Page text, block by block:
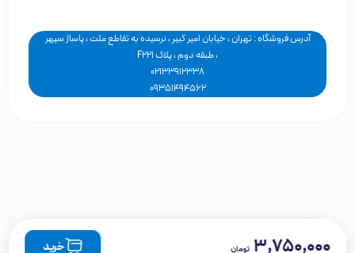
آدرس فروشگاه : تهران ، خیابان امیر کبیر ، نرسیده به تقاطع ملت ، پاساژ سپهر
، طبقه دوم ، پلاک F221
02133912338
09351494562
۳,۷۵۰,۰۰۰ تومان خرید